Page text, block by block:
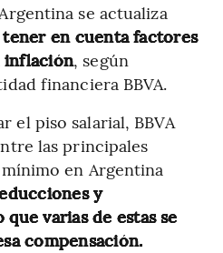
se actualiza
tener en cuenta factores
inflación, según
financiera BBVA.
el piso salarial, BBVA
las principales
en Argentina
y
varias de estas se
compensación.